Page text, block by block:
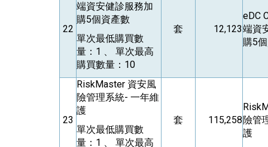
22
端資安健診服務加
購5個資產數
單次最低購買數
量：1 、 單次最高
購買數量：10
套 12,123
eDC
端資
購5
23
RiskMaster 資安風
險管理系統- 一年維
護
單次最低購買數
量：1 、 單次最高
套 115,258險管
護